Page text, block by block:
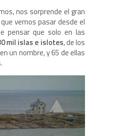
nos sorprende el gran
vemos pasar desde el
pensar que solo en las
mil islas e islotes, de los
un nombre, y 65 de ellas